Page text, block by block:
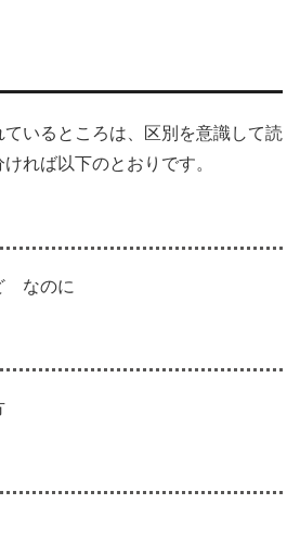
いるところは、区別を意識して読
れば以下のとおりです。
なのに